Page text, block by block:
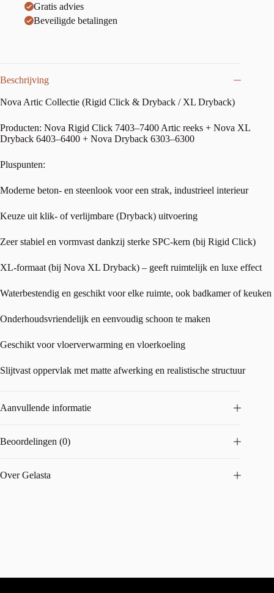
Gratis advies
Beveiligde betalingen
Beschrijving
Nova Artic Collectie (Rigid Click & Dryback / XL Dryback)
Producten: Nova Rigid Click 7403–7400 Artic reeks + Nova XL
Dryback 6403–6400 + Nova Dryback 6303–6300
Pluspunten:
Moderne beton- en steenlook voor een strak, industrieel interieur
Keuze uit klik- of verlijmbare (Dryback) uitvoering
Zeer stabiel en vormvast dankzij sterke SPC-kern (bij Rigid Click)
XL-formaat (bij Nova XL Dryback) – geeft ruimtelijk en luxe effect
Waterbestendig en geschikt voor elke ruimte, ook badkamer of keuken
Onderhoudsvriendelijk en eenvoudig schoon te maken
Geschikt voor vloerverwarming en vloerkoeling
Slijtvast oppervlak met matte afwerking en realistische structuur
Aanvullende informatie
Beoordelingen (0)
Over Gelasta